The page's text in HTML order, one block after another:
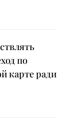
по
карте ради